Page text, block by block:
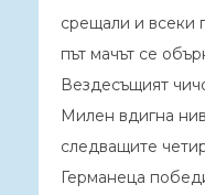
срещали и всеки
път мачът се
Вездесъщият
Милен вдигна
следващите
Германеца